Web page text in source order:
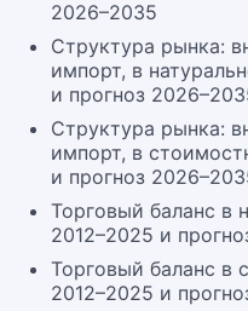
2026–2035
Структура рынка:
импорт, в
и прогноз
Структура рынка:
импорт, в
и прогноз
Торговый баланс в
2012–2025 и
Торговый баланс в
2012–2025 и